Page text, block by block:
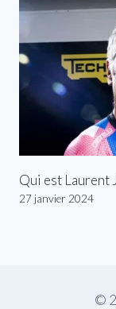
Qui est Laurent
27 janvier 2024
©